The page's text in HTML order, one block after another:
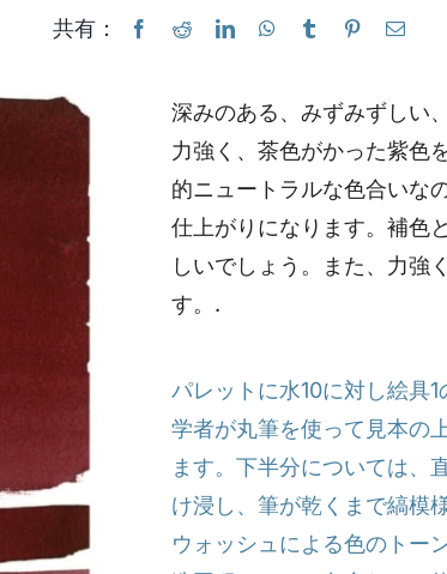
共有：
深みのある、みずみずしい
力強く、茶色がかった紫色
的ニュートラルな色合いな
仕上がりになります。補色
しいでしょう。また、力強
す。.
パレットに水10に対し絵具
学者が丸筆を使って見本の
ます。下半分については、
け浸し、筆が乾くまで縞模
ウォッシュによる色のトー